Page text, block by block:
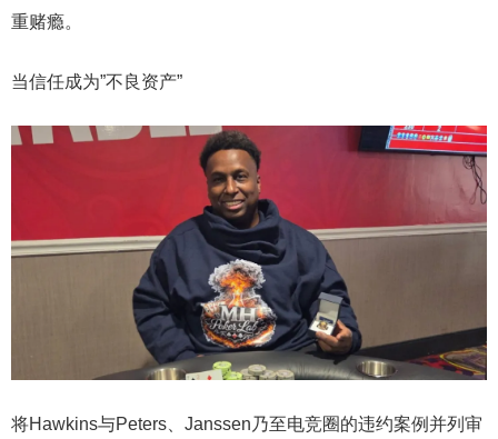
重赌瘾。
当信任成为”不良资产”
将Hawkins与Peters、Janssen乃至电竞圈的违约案例并列审